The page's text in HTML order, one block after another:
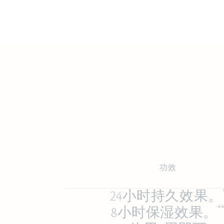
功效
24小时持久效果。
8小时保湿效果。